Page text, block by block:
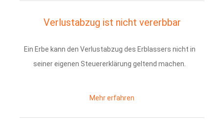
Verlustabzug ist nicht vererbbar
Ein Erbe kann den Verlustabzug des Erblassers nicht in
seiner eigenen Steuererklärung geltend machen.
Mehr erfahren